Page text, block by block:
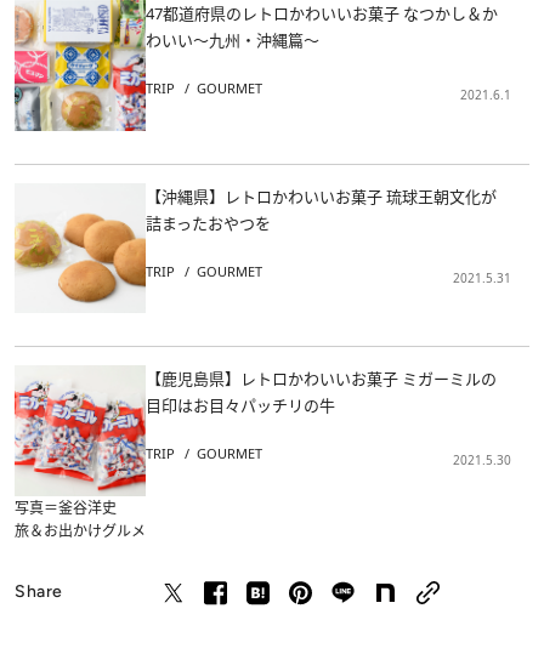
47都道府県のレトロかわいいお菓子 なつかし＆か
わいい～九州・沖縄篇～
TRIP GOURMET 2021.6.1
【沖縄県】レトロかわいいお菓子 琉球王朝文化が
詰まったおやつを
TRIP GOURMET 2021.5.31
【鹿児島県】レトロかわいいお菓子 ミガーミルの
目印はお目々パッチリの牛
TRIP GOURMET 2021.5.30
写真＝釜谷洋史
旅＆お出かけグルメ
Share